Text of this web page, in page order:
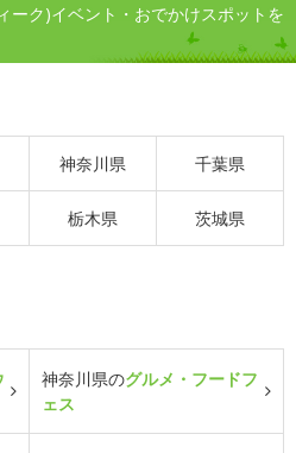
ーク)イベント・おでかけスポットを
神奈川県 千葉県
栃木県 茨城県
神奈川県のグルメ・フードフ
ェス